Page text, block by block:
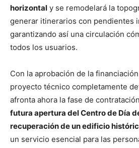
horizontal y se remodelará la
generar itinerarios con pendientes
garantizando así una circulación
todos los usuarios.
Con la aprobación de la
proyecto técnico completamente
afronta ahora la fase de
futura apertura del Centro de Día
recuperación de un edificio
un servicio esencial para las